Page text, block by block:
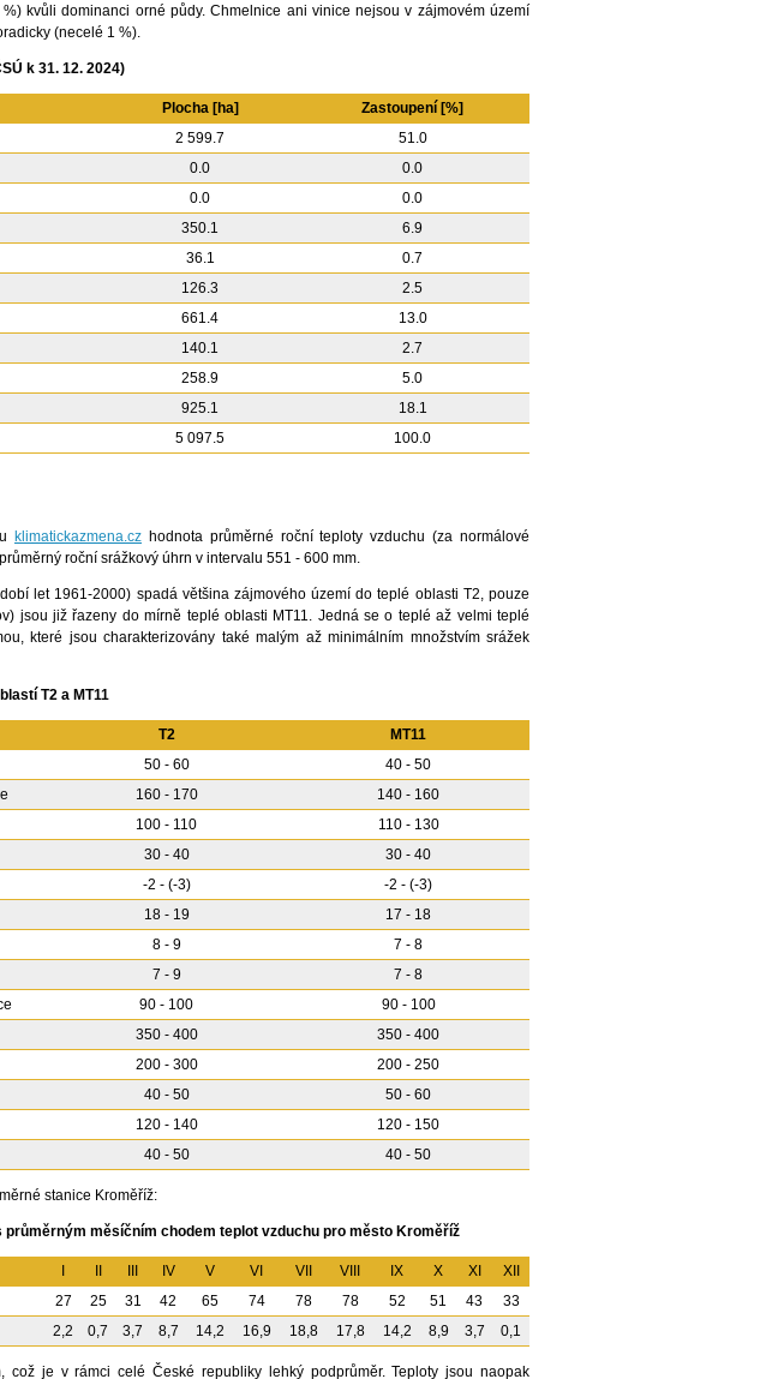
kvůli dominanci orné půdy. Chmelnice ani vinice nejsou v zájmovém území
(necelé 1 %).
k 31. 12. 2024)
Plocha [ha]
Zastoupení [%]
2 599.7
51.0
0.0
0.0
0.0
0.0
350.1
6.9
36.1
0.7
126.3
2.5
661.4
13.0
140.1
2.7
258.9
5.0
925.1
18.1
5 097.5 100.0
klimatickazmena.cz hodnota průměrné roční teploty vzduchu (za normálové
roční srážkový úhrn v intervalu 551 - 600 mm.
let 1961-2000) spadá většina zájmového území do teplé oblasti T2, pouze
jsou již řazeny do mírně teplé oblasti MT11. Jedná se o teplé až velmi teplé
které jsou charakterizovány také malým až minimálním množstvím srážek
T2 a MT11
T2
MT11
50 - 60
40 - 50
160 - 170
140 - 160
100 - 110
110 - 130
30 - 40
30 - 40
-2 - (-3)
-2 - (-3)
18 - 19
17 - 18
8 - 9
7 - 8
7 - 9
7 - 8
90 - 100
90 - 100
350 - 400
350 - 400
200 - 300
200 - 250
40 - 50
50 - 60
120 - 140
120 - 150
40 - 50 40 - 50
stanice Kroměříž:
měsíčním chodem teplot vzduchu pro město Kroměříž
I II III IV V VI VII VIII IX X XI
XII
27 25 31 42 65 74 78 78 52 51 43
33
2,2 0,7 3,7 8,7 14,2 16,9 18,8 17,8 14,2 8,9 3,7 0,1
což je v rámci celé České republiky lehký podprůměr. Teploty jsou naopak